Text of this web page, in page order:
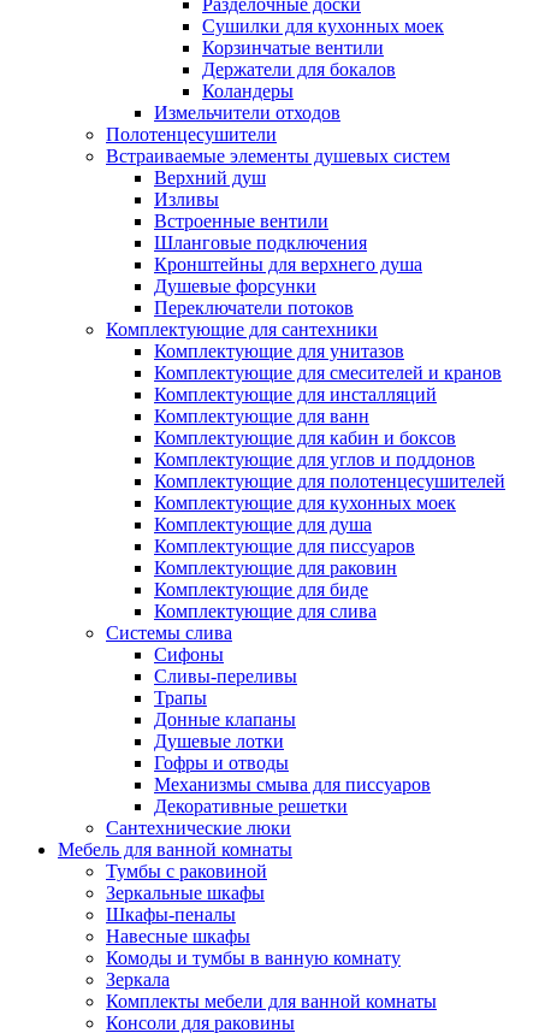
Разделочные доски
Сушилки для кухонных моек
Корзинчатые вентили
Держатели для бокалов
Коландеры
Измельчители отходов
Полотенцесушители
Встраиваемые элементы душевых систем
Верхний душ
Изливы
Встроенные вентили
Шланговые подключения
Кронштейны для верхнего душа
Душевые форсунки
Переключатели потоков
Комплектующие для сантехники
Комплектующие для унитазов
Комплектующие для смесителей и кранов
Комплектующие для инсталляций
Комплектующие для ванн
Комплектующие для кабин и боксов
Комплектующие для углов и поддонов
Комплектующие для полотенцесушителей
Комплектующие для кухонных моек
Комплектующие для душа
Комплектующие для писсуаров
Комплектующие для раковин
Комплектующие для биде
Комплектующие для слива
Системы слива
Сифоны
Сливы-переливы
Трапы
Донные клапаны
Душевые лотки
Гофры и отводы
Механизмы смыва для писсуаров
Декоративные решетки
Сантехнические люки
Мебель для ванной комнаты
Тумбы с раковиной
Зеркальные шкафы
Шкафы-пеналы
Навесные шкафы
Комоды и тумбы в ванную комнату
Зеркала
Комплекты мебели для ванной комнаты
Консоли для раковины